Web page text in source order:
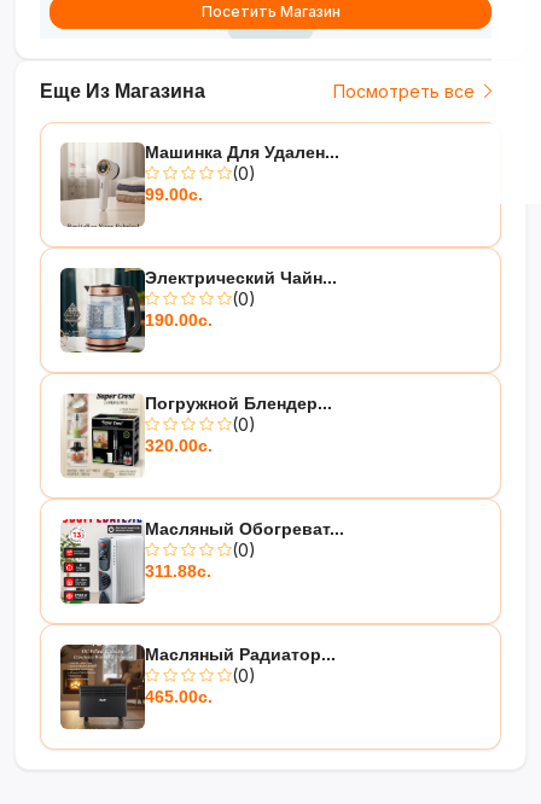
Еще Из Магазина Посмотреть все
Машинка Для Удален...
(0)
99.00с.
Электрический Чайн...
(0)
190.00с.
Погружной Блендер...
(0)
320.00с.
Масляный Обогреват...
(0)
311.88с.
Масляный Радиатор...
(0)
465.00с.
Посетить Магазин